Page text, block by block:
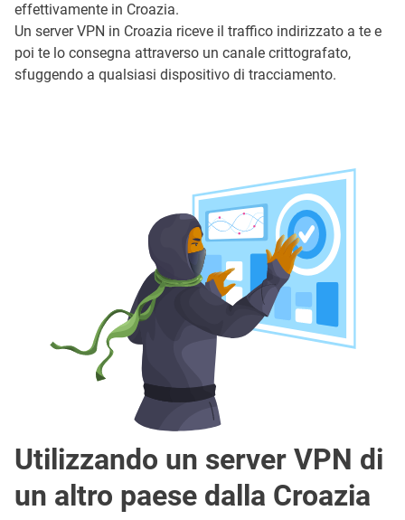
effettivamente in Croazia.
Un server VPN in Croazia riceve il traffico indirizzato a te e
poi te lo consegna attraverso un canale crittografato,
sfuggendo a qualsiasi dispositivo di tracciamento.
Utilizzando un server VPN di
un altro paese dalla Croazia